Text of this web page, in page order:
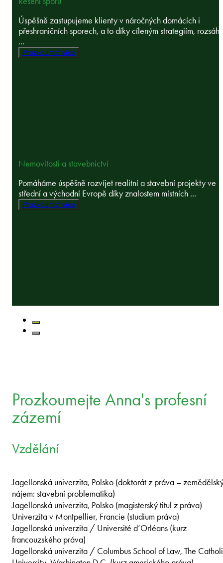
Úspěšně zastupujeme klienty v náročných domácích i
přeshraničních sporech, a to díky cíleným strategiím,
...
Prozkoumat více
Nemovitosti a stavebnictví
Pomáháme úspěšně rozvíjet realitní a stavební projekty ve
střední a východní Evropě díky znalostem místních ...
Prozkoumat více
Prozkoumejte Anna's profesní
zázemí
Vzdělání
Jagellonská univerzita, Polsko (doktorát z práva –
nájem: stavební problematika)
Jagellonská univerzita, Polsko (magisterský titul z práva)
Univerzita v Montpellier, Francie (studium práva)
Jagellonská univerzita / Université d’Orléans (kurz
francouzského práva)
Jagellonská univerzita / Columbus School of Law, The